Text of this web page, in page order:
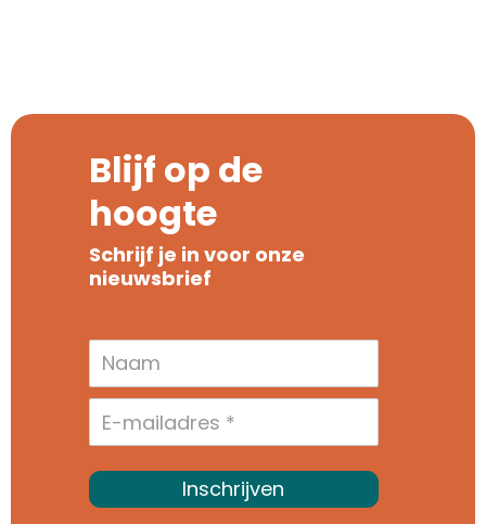
Blijf op de
hoogte
Schrijf je in voor onze
nieuwsbrief
Inschrijven